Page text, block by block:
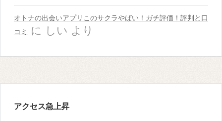
オトナの出会いアプリこのサクラやばい！ガチ評価！評判と口
コミ
に しい より
アクセス急上昇